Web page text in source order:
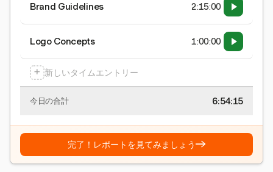
Brand Guidelines 2:15:00
Logo Concepts 1:00:00
+ 新しいタイムエントリー
今日の合計 6:54:15
完了！レポートを見てみましょう→